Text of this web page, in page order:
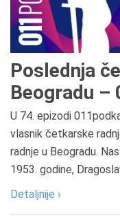
Poslednja
Beogradu –
U 74. epizodi
vlasnik četkarske
radnje u Beogradu.
1953. godine,
Detaljnije ›